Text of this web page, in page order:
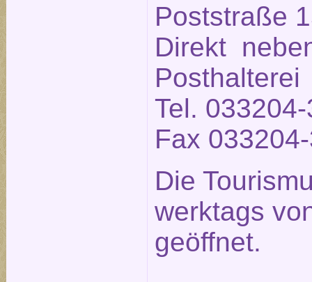
Poststraße
Direkt
Posthalterei
Tel.
Fax
Die
werktags
geöffnet.